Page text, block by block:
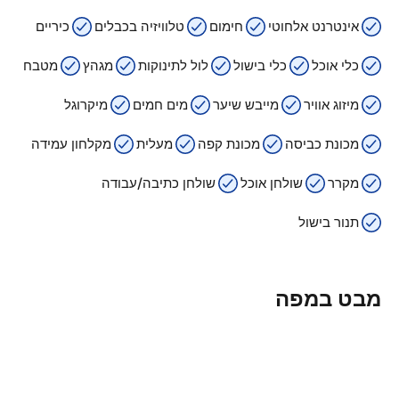
אינטרנט אלחוטי חימום טלוויזיה בכבלים כיריים
כלי אוכל כלי בישול לול לתינוקות מגהץ מטבח
מיזוג אוויר מייבש שיער מים חמים מיקרוגל
מכונת כביסה מכונת קפה מעלית מקלחון עמידה
מקרר שולחן אוכל שולחן כתיבה/עבודה
תנור בישול
מבט במפה